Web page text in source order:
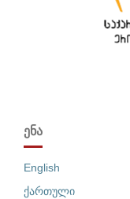
ᲔᲜᲐ
English
ქართული